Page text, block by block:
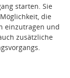
starten. Sie
die
einzutragen und
zusätzliche